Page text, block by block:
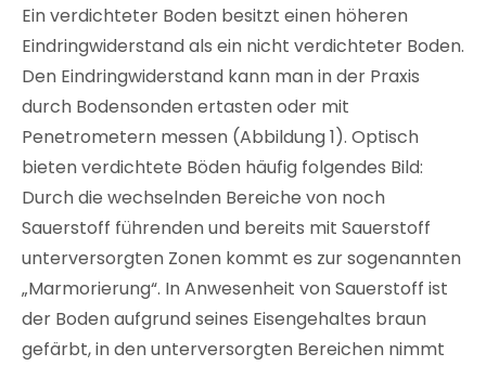
Ein verdichteter Boden besitzt einen höheren
Eindringwiderstand als ein nicht verdichteter Boden.
Den Eindringwiderstand kann man in der Praxis
durch Bodensonden ertasten oder mit
Penetrometern messen (Abbildung 1). Optisch
bieten verdichtete Böden häufig folgendes Bild:
Durch die wechselnden Bereiche von noch
Sauerstoff führenden und bereits mit Sauerstoff
unterversorgten Zonen kommt es zur sogenannten
„Marmorierung“. In Anwesenheit von Sauerstoff ist
der Boden aufgrund seines Eisengehaltes braun
gefärbt, in den unterversorgten Bereichen nimmt